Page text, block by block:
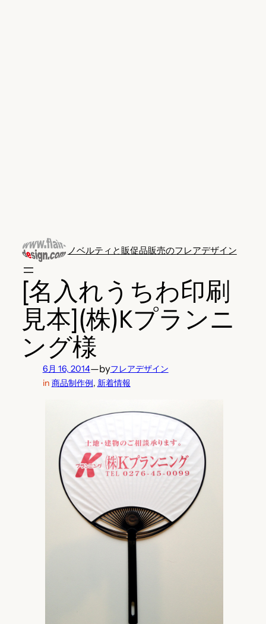
ノベルティと販促品販売のフレアデザイン
[名入れうちわ印刷
見本](株)Kプランニ
ング様
6月 16, 2014—byフレアデザイン
in 商品制作例, 新着情報